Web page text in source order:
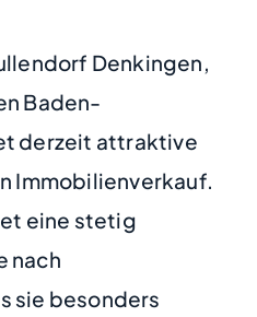
Denkingen,
Baden-
derzeit attraktive
Immobilienverkauf.
eine stetig
nach
sie besonders